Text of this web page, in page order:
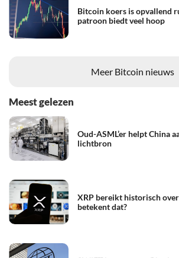
Bitcoin koers is opvallend
patroon biedt veel hoop
Meer Bitcoin nieuws
Meest gelezen
Oud-ASML’er helpt China
lichtbron
XRP bereikt historisch
betekent dat?